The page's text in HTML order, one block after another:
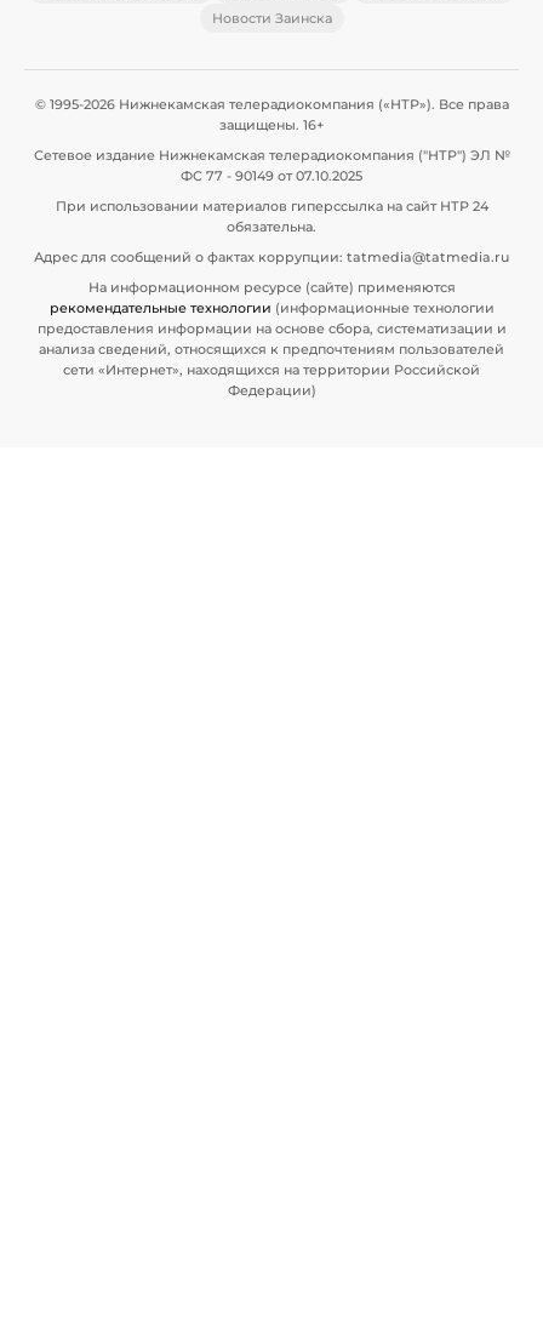
Новости Заинска
© 1995-2026 Нижнекамская телерадиокомпания («НТР»). Все права
защищены. 16+
Сетевое издание Нижнекамская телерадиокомпания ("НТР") ЭЛ №
ФС 77 - 90149 от 07.10.2025
При использовании материалов гиперссылка на сайт НТР 24
обязательна.
Адрес для сообщений о фактах коррупции: tatmedia@tatmedia.ru
На информационном ресурсе (сайте) применяются
рекомендательные технологии (информационные технологии
предоставления информации на основе сбора, систематизации и
анализа сведений, относящихся к предпочтениям пользователей
сети «Интернет», находящихся на территории Российской
Федерации)